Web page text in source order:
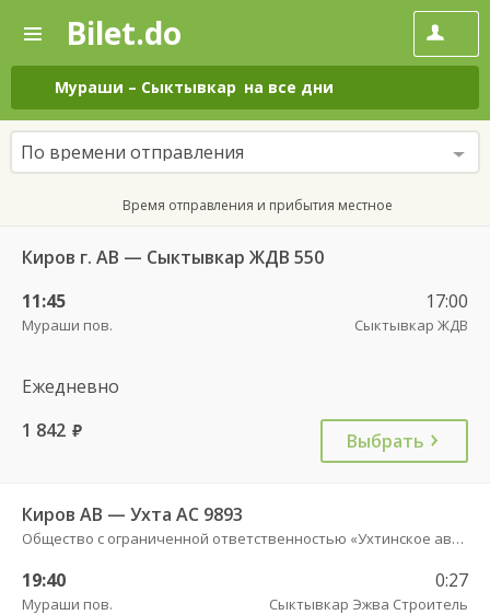
—
Поиск
и
покупка
билетов
на
автобус
онлайн
Bilet.do
Мураши – Сыктывкар на все дни
По времени отправления
Время отправления и прибытия местное
Киров г. АВ — Сыктывкар ЖДВ 550
11:45
Мураши пов.
17:00
Сыктывкар ЖДВ
Ежедневно
1 842 руб. Выбрать
Киров АВ — Ухта АС 9893
Общество с ограниченной ответственностью «Ухтинское автотранспортное предприятие»
19:40
Мураши пов.
0:27
Сыктывкар Эжва Строитель